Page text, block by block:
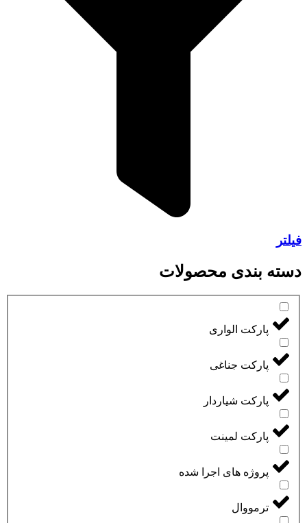
فیلتر
دسته بندی محصولات
پارکت الواری
پارکت جناغی
پارکت شیاردار
پارکت لمینت
پروژه های اجرا شده
ترمووال